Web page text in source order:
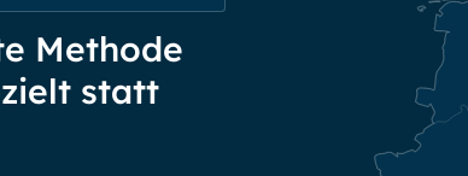
Methode
statt